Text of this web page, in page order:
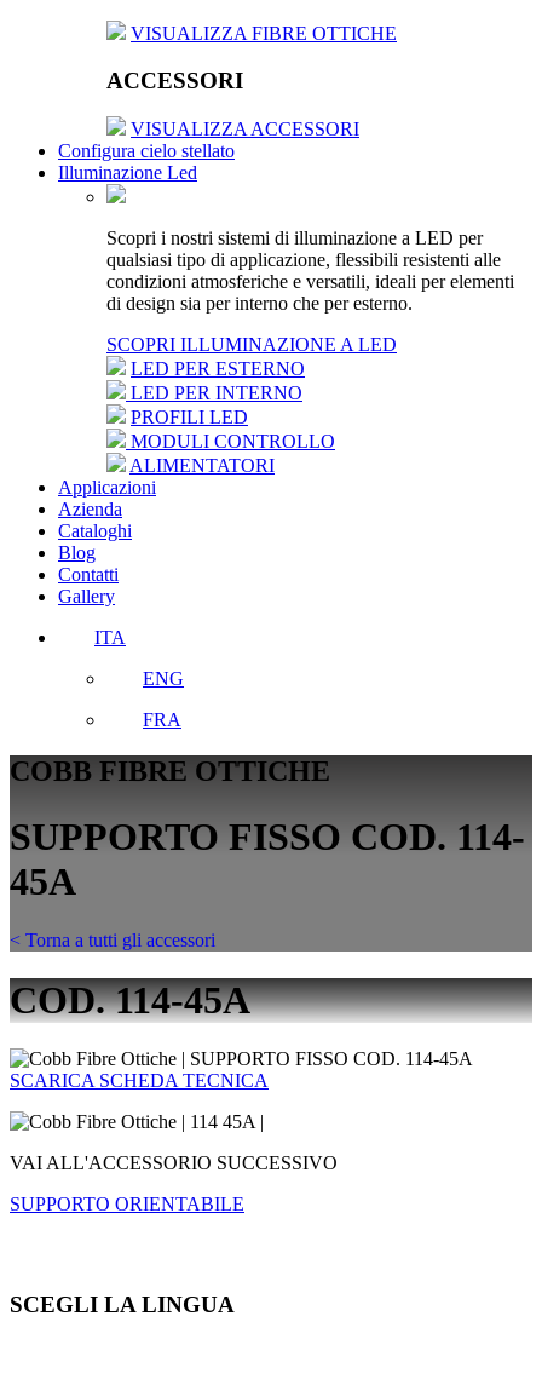
VISUALIZZA FIBRE OTTICHE
ACCESSORI
VISUALIZZA ACCESSORI
Configura cielo stellato
Illuminazione Led
Scopri i nostri sistemi di illuminazione a LED per
qualsiasi tipo di applicazione, flessibili resistenti alle
condizioni atmosferiche e versatili, ideali per elementi
di design sia per interno che per esterno.
SCOPRI ILLUMINAZIONE A LED
LED PER ESTERNO
LED PER INTERNO
PROFILI LED
MODULI CONTROLLO
ALIMENTATORI
Applicazioni
Azienda
Cataloghi
Blog
Contatti
Gallery
ITA
ENG
FRA
COBB FIBRE OTTICHE
SUPPORTO FISSO COD. 114-
45A
< Torna a tutti gli accessori
COD. 114-45A
SCARICA SCHEDA TECNICA
VAI ALL'ACCESSORIO SUCCESSIVO
SUPPORTO ORIENTABILE
SCEGLI LA LINGUA